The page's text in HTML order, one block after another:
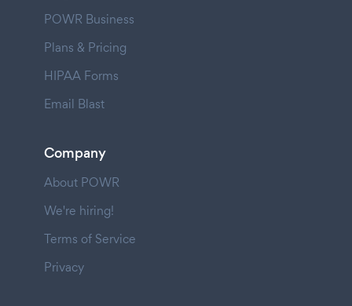
POWR Business
Plans & Pricing
HIPAA Forms
Email Blast
Company
About POWR
We're hiring!
Terms of Service
Privacy